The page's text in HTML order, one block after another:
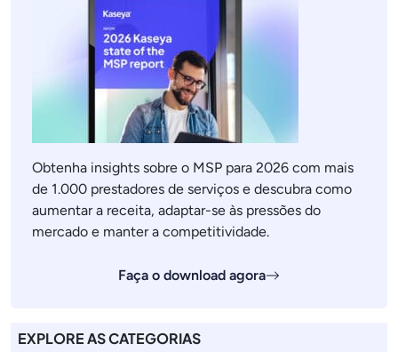
Obtenha insights sobre o MSP para 2026 com mais
de 1.000 prestadores de serviços e descubra como
aumentar a receita, adaptar-se às pressões do
mercado e manter a competitividade.
Faça o download agora
EXPLORE AS CATEGORIAS